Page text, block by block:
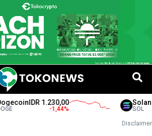
IDR 1.230,00
-1,44 %
Solana
SOL
Disclaimer